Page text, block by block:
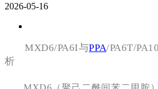
2026-05-16
MXD6/PA6I与PPA/PA6T/
析